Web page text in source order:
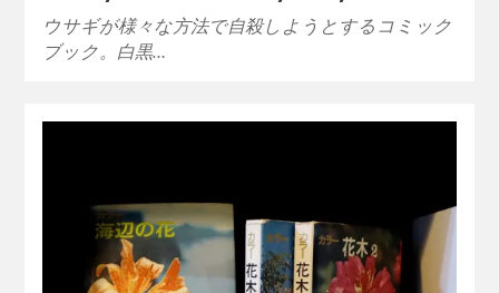
ウサギが様々な方法で自殺しようとするコミック
ブック。白黒…